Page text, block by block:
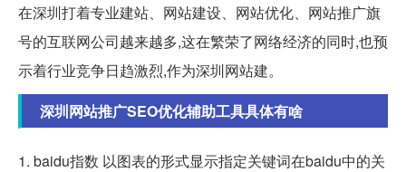
在深圳打着专业建站、网站建设、网站优化、网站推广旗
号的互联网公司越来越多,这在繁荣了网络经济的同时,也预
示着行业竞争日趋激烈,作为深圳网站建。
深圳网站推广SEO优化辅助工具具体有啥
1. baidu指数 以图表的形式显示指定关键词在baidu中的关